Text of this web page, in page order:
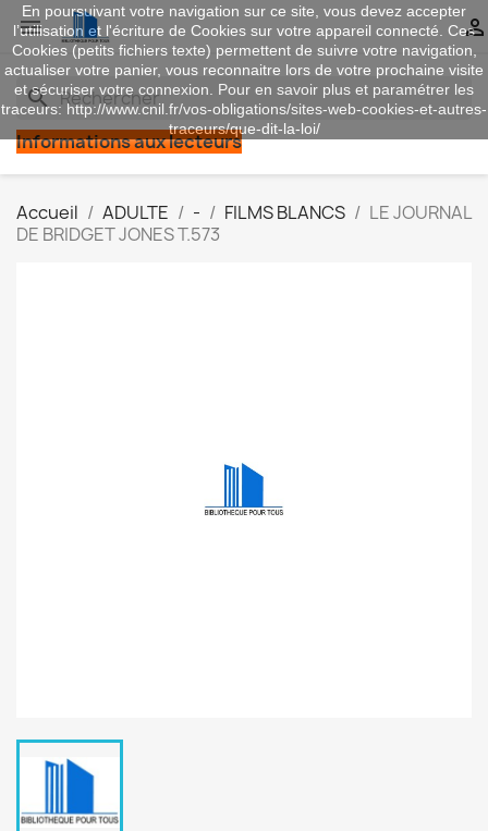
 
search
Informations aux lecteurs
Accueil ADULTE - FILMS BLANCS
LE JOURNAL
DE BRIDGET JONES T.573
En poursuivant votre navigation sur ce site, vous devez accepter
l’utilisation et l'écriture de Cookies sur votre appareil connecté. Ces
Cookies (petits fichiers texte) permettent de suivre votre navigation,
actualiser votre panier, vous reconnaitre lors de votre prochaine visite
et sécuriser votre connexion. Pour en savoir plus et paramétrer les
traceurs: http://www.cnil.fr/vos-obligations/sites-web-cookies-et-autres-
traceurs/que-dit-la-loi/